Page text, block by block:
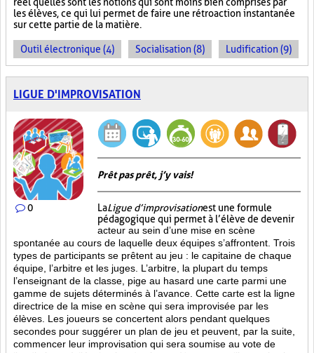
les élèves, ce qui lui permet de faire une rétroaction instantanée
sur cette partie de la matière.
Outil électronique (4) Socialisation (8) Ludification (9)
LIGUE D'IMPROVISATION
0
Prêt pas prêt, j’y vais!
LaLigue d’improvisationest une formule
pédagogique qui permet à l’élève de devenir
acteur au sein d’une mise en scène
spontanée au cours de laquelle deux équipes s’affrontent. Trois
types de participants se prêtent au jeu : le capitaine de chaque
équipe, l’arbitre et les juges. L’arbitre, la plupart du temps
l’enseignant de la classe, pige au hasard une carte parmi une
gamme de sujets déterminés à l’avance. Cette carte est la ligne
directrice de la mise en scène qui sera improvisée par les
élèves. Les joueurs se concertent alors pendant quelques
secondes pour suggérer un plan de jeu et peuvent, par la suite,
commencer leur improvisation qui sera soumise au vote de